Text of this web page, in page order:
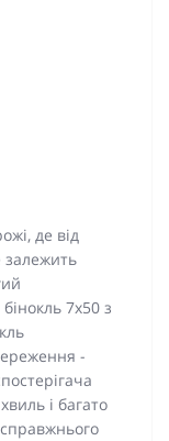
де від
залежить
7х50 з
-
і багато